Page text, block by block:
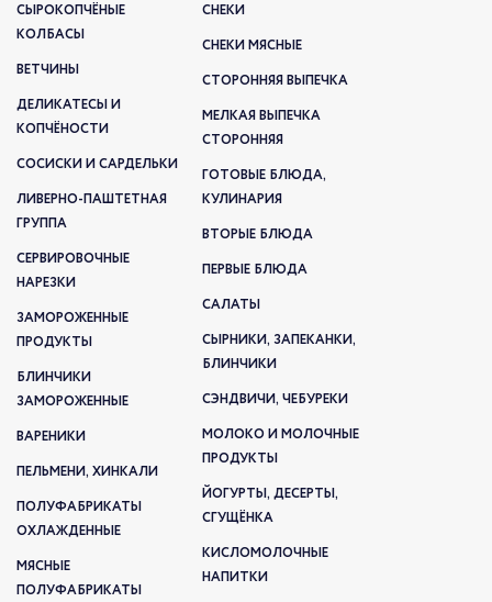
СЫРОКОПЧЁНЫЕ
КОЛБАСЫ
ВЕТЧИНЫ
ДЕЛИКАТЕСЫ И
КОПЧЁНОСТИ
СОСИСКИ И САРДЕЛЬКИ
ЛИВЕРНО-ПАШТЕТНАЯ
ГРУППА
СЕРВИРОВОЧНЫЕ
НАРЕЗКИ
ЗАМОРОЖЕННЫЕ
ПРОДУКТЫ
БЛИНЧИКИ
ЗАМОРОЖЕННЫЕ
ВАРЕНИКИ
ПЕЛЬМЕНИ, ХИНКАЛИ
ПОЛУФАБРИКАТЫ
ОХЛАЖДЕННЫЕ
МЯСНЫЕ
ПОЛУФАБРИКАТЫ
СНЕКИ
СНЕКИ МЯСНЫЕ
СТОРОННЯЯ ВЫПЕЧКА
МЕЛКАЯ ВЫПЕЧКА
СТОРОННЯЯ
ГОТОВЫЕ БЛЮДА,
КУЛИНАРИЯ
ВТОРЫЕ БЛЮДА
ПЕРВЫЕ БЛЮДА
САЛАТЫ
СЫРНИКИ, ЗАПЕКАНКИ,
БЛИНЧИКИ
СЭНДВИЧИ, ЧЕБУРЕКИ
МОЛОКО И МОЛОЧНЫЕ
ПРОДУКТЫ
ЙОГУРТЫ, ДЕСЕРТЫ,
СГУЩЁНКА
КИСЛОМОЛОЧНЫЕ
НАПИТКИ